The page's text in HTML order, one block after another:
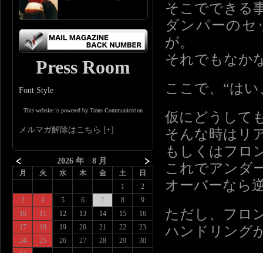
そこでできる
ダンパーの
が。
それでもなか
ここで、“は
仮にどうして
そんな時はリ
もしくはフロ
これでアンダ
オーバーなら
ただし、フロ
ハンドリング
Press Room
Font Style
This website is powered by Trans Communication
メルマガ解除はこちら
2026 年 8 月
月 火 水 木 金 土
日
1
2
3
4 5 6 7 8
9
10
11 12 13 14 15
16
17
18 19 20 21 22
23
24
25 26 27 28 29
30